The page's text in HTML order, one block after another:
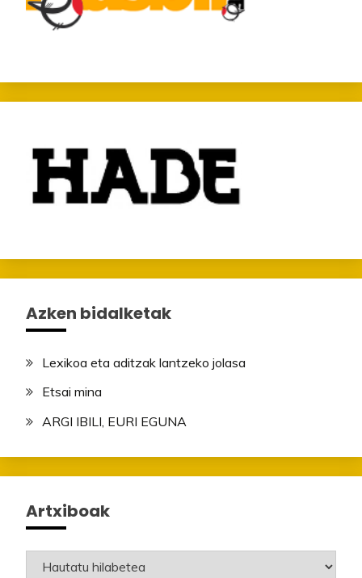
Azken bidalketak
Lexikoa eta aditzak lantzeko jolasa
Etsai mina
ARGI IBILI, EURI EGUNA
Artxiboak
Artxiboak